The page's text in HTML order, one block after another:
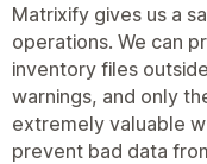
Matrixify gives us a
operations. We can
inventory files
warnings, and only
extremely valuable
prevent bad data